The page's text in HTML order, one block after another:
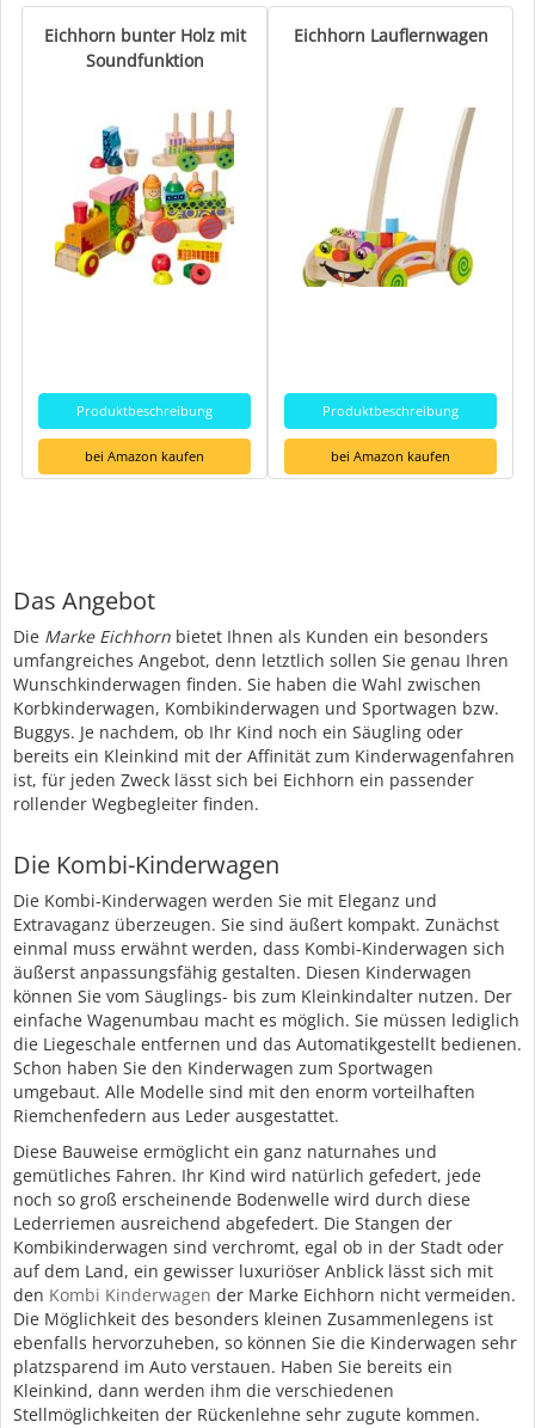
Eichhorn bunter Holz mit
Soundfunktion
Produktbeschreibung
bei Amazon kaufen
Eichhorn Lauflernwagen
Produktbeschreibung
bei Amazon kaufen
Das Angebot
Die Marke Eichhorn bietet Ihnen als Kunden ein besonders
umfangreiches Angebot, denn letztlich sollen Sie genau Ihren
Wunschkinderwagen finden. Sie haben die Wahl zwischen
Korbkinderwagen, Kombikinderwagen und Sportwagen bzw.
Buggys. Je nachdem, ob Ihr Kind noch ein Säugling oder
bereits ein Kleinkind mit der Affinität zum Kinderwagenfahren
ist, für jeden Zweck lässt sich bei Eichhorn ein passender
rollender Wegbegleiter finden.
Die Kombi-Kinderwagen
Die Kombi-Kinderwagen werden Sie mit Eleganz und
Extravaganz überzeugen. Sie sind äußert kompakt. Zunächst
einmal muss erwähnt werden, dass Kombi-Kinderwagen sich
äußerst anpassungsfähig gestalten. Diesen Kinderwagen
können Sie vom Säuglings- bis zum Kleinkindalter nutzen. Der
einfache Wagenumbau macht es möglich. Sie müssen lediglich
die Liegeschale entfernen und das Automatikgestellt bedienen.
Schon haben Sie den Kinderwagen zum Sportwagen
umgebaut. Alle Modelle sind mit den enorm vorteilhaften
Riemchenfedern aus Leder ausgestattet.
Diese Bauweise ermöglicht ein ganz naturnahes und
gemütliches Fahren. Ihr Kind wird natürlich gefedert, jede
noch so groß erscheinende Bodenwelle wird durch diese
Lederriemen ausreichend abgefedert. Die Stangen der
Kombikinderwagen sind verchromt, egal ob in der Stadt oder
auf dem Land, ein gewisser luxuriöser Anblick lässt sich mit
den Kombi Kinderwagen der Marke Eichhorn nicht vermeiden.
Die Möglichkeit des besonders kleinen Zusammenlegens ist
ebenfalls hervorzuheben, so können Sie die Kinderwagen sehr
platzsparend im Auto verstauen. Haben Sie bereits ein
Kleinkind, dann werden ihm die verschiedenen
Stellmöglichkeiten der Rückenlehne sehr zugute kommen.